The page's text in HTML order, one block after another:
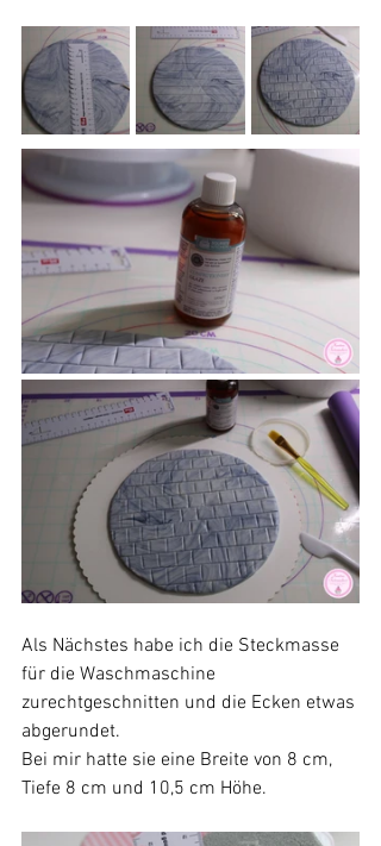
Als Nächstes habe ich die Steckmasse
für die Waschmaschine
zurechtgeschnitten und die Ecken etwas
abgerundet.
Bei mir hatte sie eine Breite von 8 cm,
Tiefe 8 cm und 10,5 cm Höhe.